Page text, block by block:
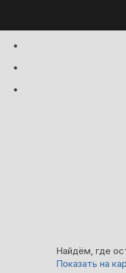
Найдём, где
Показать на